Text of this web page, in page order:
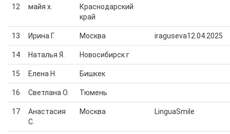
12 майя х.
Краснодарский
край
13 Ирина Г. Москва iraguseva12.04.2025
14 Наталья Я. Новосибирск г
15 Елена Н. Бишкек
16 Светлана О. Тюмень
17
Анастасия
С.
Москва LinguaSmile